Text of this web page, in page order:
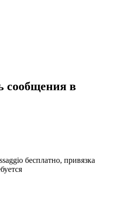
сообщения в
бесплатно, привязка